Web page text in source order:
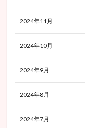
2024年11月
2024年10月
2024年9月
2024年8月
2024年7月